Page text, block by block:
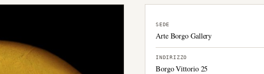
SEDE
Arte Borgo Gallery
INDIRIZZO
Borgo Vittorio 25